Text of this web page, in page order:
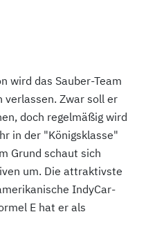
wird das Sauber-Team
verlassen. Zwar soll er
doch regelmäßig wird
in der "Königsklasse"
Grund schaut sich
um. Die attraktivste
IndyCar-
E hat er als